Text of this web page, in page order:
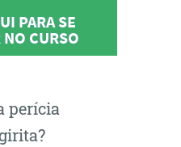
PARA SE
CURSO
perícia